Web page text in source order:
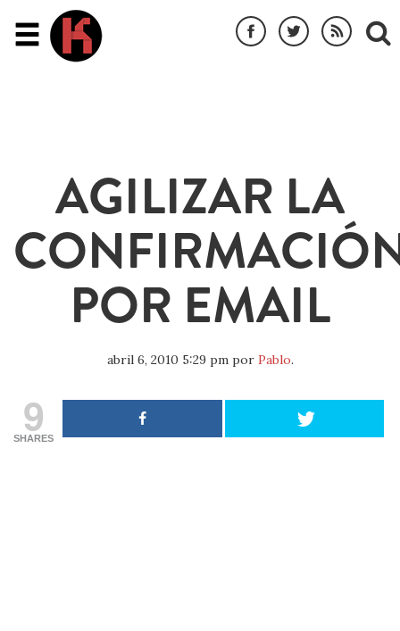
AGILIZAR LA
POR EMAIL
abril 6, 2010 5:29 pmpor Pablo.
9
SHARES